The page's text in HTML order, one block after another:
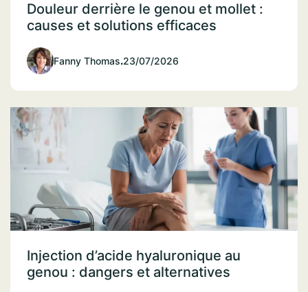
Douleur derrière le genou et mollet :
causes et solutions efficaces
Fanny Thomas.23/07/2026
Injection d’acide hyaluronique au
genou : dangers et alternatives